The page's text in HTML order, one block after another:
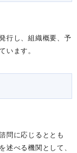
行し、組織概要、予
います。
問に応じるととも
述べる機関として、